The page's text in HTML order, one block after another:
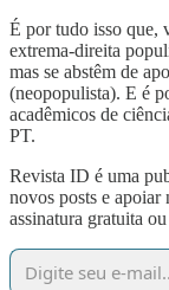
É por tudo isso que,
extrema-direita
mas se abstêm de
(neopopulista). E é
acadêmicos de
PT.
Revista ID é uma
novos posts e apoiar
assinatura gratuita